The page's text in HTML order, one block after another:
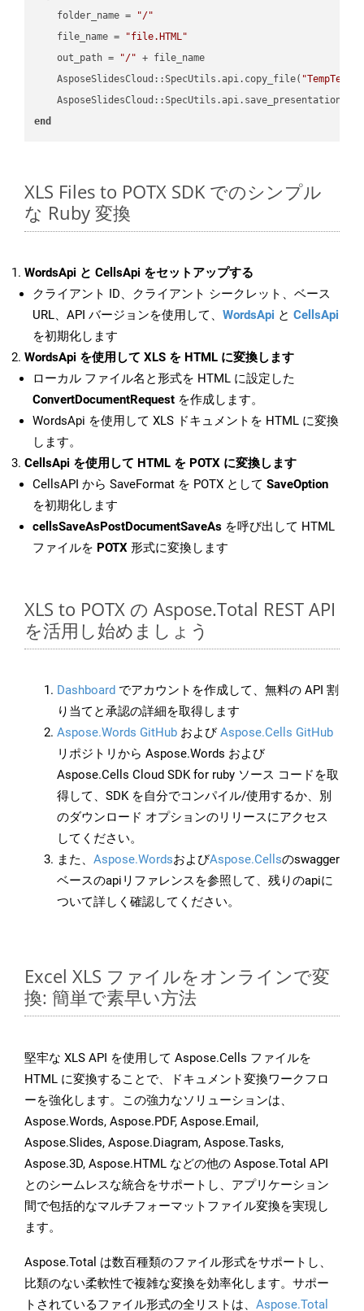
    folder_name =
"/"
    file_name =
"file.HTML"
    out_path =
"/" + file_name
    AsposeSlidesCloud::SpecUtils.api.copy_file(
end
XLS Files to POTX SDK でのシンプル
な Ruby 変換
WordsApi と CellsApi をセットアップする
クライアント ID、クライアント シークレット、ベース
URL、API バージョンを使用して、 WordsApi と CellsApi
を初期化します
WordsApi を使用して XLS を HTML に変換します
ローカル ファイル名と形式を HTML に設定した
ConvertDocumentRequest を作成します。
WordsApi を使用して XLS ドキュメントを HTML に変換
します。
CellsApi を使用して HTML を POTX に変換します
CellsAPI から SaveFormat を POTX として SaveOption
を初期化します
cellsSaveAsPostDocumentSaveAs を呼び出して HTML
ファイルを POTX 形式に変換します
XLS to POTX の Aspose.Total REST API
を活用し始めましょう
Dashboard でアカウントを作成して、無料の API 割
り当てと承認の詳細を取得します
Aspose.Words GitHub およびAspose.Cells GitHub
リポジトリから Aspose.Words および
Aspose.Cells Cloud SDK for ruby ソース コードを取
得して、SDK を自分でコンパイル/使用するか、別
のダウンロード オプションのリリースにアクセス
してください。
また、 Aspose.WordsおよびAspose.Cellsのswagger
ベースのapiリファレンスを参照して、残りのapiに
ついて詳しく確認してください。
Excel XLS ファイルをオンラインで変
換: 簡単で素早い方法
堅牢な XLS API を使用して Aspose.Cells ファイルを
HTML に変換することで、ドキュメント変換ワークフロ
ーを強化します。この強力なソリューションは、
Aspose.Words, Aspose.PDF, Aspose.Email,
Aspose.Slides, Aspose.Diagram, Aspose.Tasks,
Aspose.3D, Aspose.HTML などの他の Aspose.Total API
とのシームレスな統合をサポートし、アプリケーション
間で包括的なマルチフォーマットファイル変換を実現し
ます。
Aspose.Total は数百種類のファイル形式をサポートし、
比類のない柔軟性で複雑な変換を効率化します。サポー
トされているファイル形式の全リストは、 Aspose.Total